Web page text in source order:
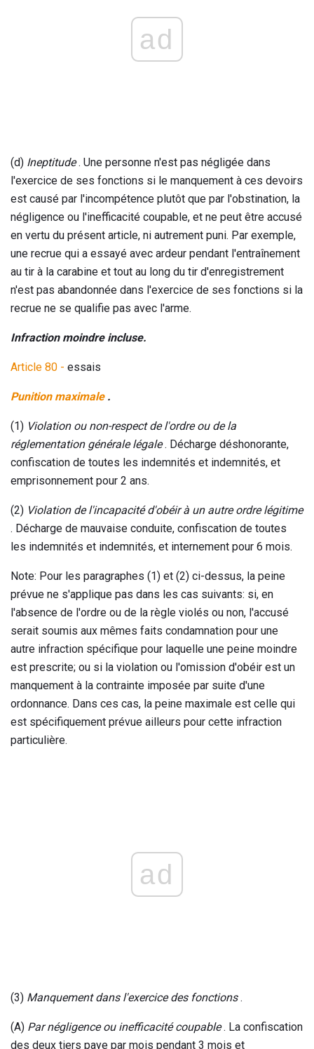
ad
(d) Ineptitude. Une personne n'est pas négligée dans
l'exercice de ses fonctions si le manquement à ces devoirs
est causé par l'incompétence plutôt que par l'obstination, la
négligence ou l'inefficacité coupable, et ne peut être accusé
en vertu du présent article, ni autrement puni. Par exemple,
une recrue qui a essayé avec ardeur pendant l'entraînement
au tir à la carabine et tout au long du tir d'enregistrement
n'est pas abandonnée dans l'exercice de ses fonctions si la
recrue ne se qualifie pas avec l'arme.
Infraction moindre incluse.
Article 80 - essais
Punition maximale.
(1) Violation ou non-respect de l'ordre ou de la
réglementation générale légale. Décharge déshonorante,
confiscation de toutes les indemnités et indemnités, et
emprisonnement pour 2 ans.
(2) Violation de l'incapacité d'obéir à un autre ordre légitime
. Décharge de mauvaise conduite, confiscation de toutes
les indemnités et indemnités, et internement pour 6 mois.
Note: Pour les paragraphes (1) et (2) ci-dessus, la peine
prévue ne s'applique pas dans les cas suivants: si, en
l'absence de l'ordre ou de la règle violés ou non, l'accusé
serait soumis aux mêmes faits condamnation pour une
autre infraction spécifique pour laquelle une peine moindre
est prescrite; ou si la violation ou l'omission d'obéir est un
manquement à la contrainte imposée par suite d'une
ordonnance. Dans ces cas, la peine maximale est celle qui
est spécifiquement prévue ailleurs pour cette infraction
particulière.
ad
(3) Manquement dans l'exercice des fonctions.
(A) Par négligence ou inefficacité coupable. La confiscation
des deux tiers paye par mois pendant 3 mois et